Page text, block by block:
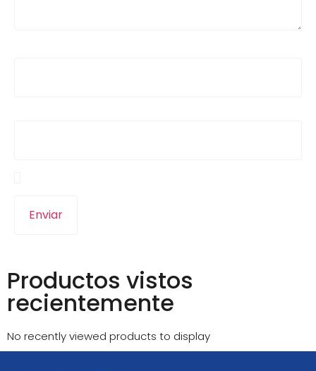
Productos vistos
recientemente
No recently viewed products to display